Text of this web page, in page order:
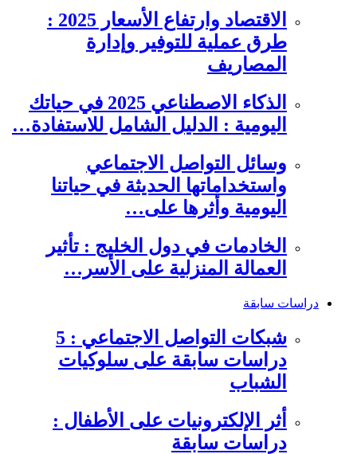
الاقتصاد وارتفاع الأسعار 2025 :
طرق عملية للتوفير وإدارة
المصاريف
الذكاء الاصطناعي 2025 في حياتك
اليومية : الدليل الشامل للاستفادة…
وسائل التواصل الاجتماعي
واستخداماتها الحديثة في حياتنا
اليومية وأثرها على…
الخادمات في دول الخليج : تأثير
العمالة المنزلية على الأسر…
دراسات سابقة
شبكات التواصل الاجتماعي : 5
دراسات سابقة على سلوكيات
الشباب
أثر الإلكترونيات على الأطفال :
دراسات سابقة